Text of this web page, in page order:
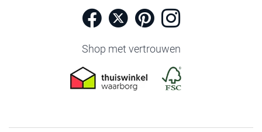
Shop met vertrouwen